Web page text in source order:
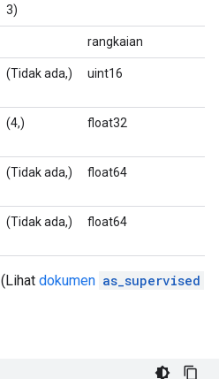
3)
rangkaian
(Tidak ada,) uint16
(4,) float32
(Tidak ada,) float64
(Tidak ada,) float64
(Lihat dokumen as_supervised